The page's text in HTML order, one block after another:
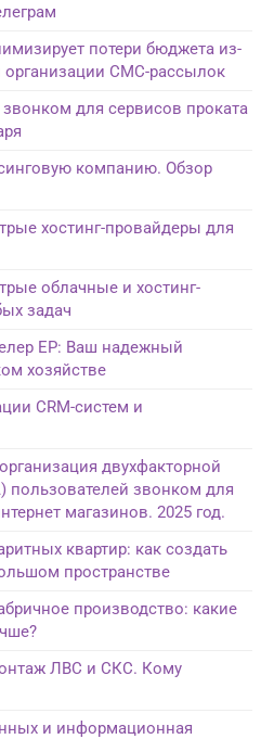
потери бюджета из-
организации СМС-рассылок
для сервисов проката
компанию. Обзор
хостинг-провайдеры для
облачные и хостинг-
задач
EP: Ваш надежный
хозяйстве
CRM-систем и
двухфакторной
пользователей звонком для
магазинов. 2025 год.
квартир: как создать
пространстве
производство: какие
ЛВС и СКС. Кому
и информационная